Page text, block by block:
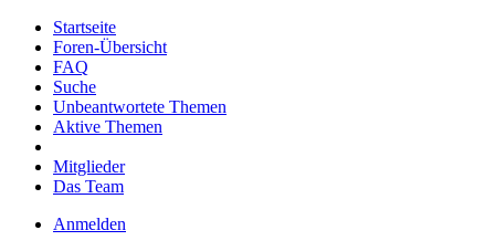
Startseite
Foren-Übersicht
FAQ
Suche
Unbeantwortete Themen
Aktive Themen
Mitglieder
Das Team
Anmelden